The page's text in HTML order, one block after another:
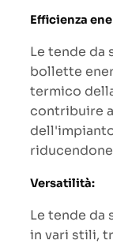
Efficienza
Le tende da
bollette
termico
contribuire
Versatilità:
Le tende da
in vari stili,